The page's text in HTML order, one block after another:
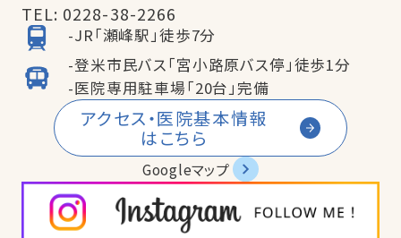
TEL: 0228-38-2266
-JR「瀬峰駅」徒歩7分
-登米市民バス「宮小路原バス停」徒歩1分
-医院専用駐車場「20台」完備
アクセス・医院基本情報
はこちら
Googleマップ